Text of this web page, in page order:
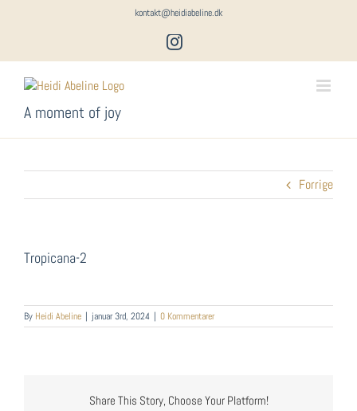
kontakt@heidiabeline.dk
Instagram
A moment of joy
Forrige
Tropicana-2
By Heidi Abeline | januar 3rd, 2024 | 0 Kommentarer
Share This Story, Choose Your Platform!